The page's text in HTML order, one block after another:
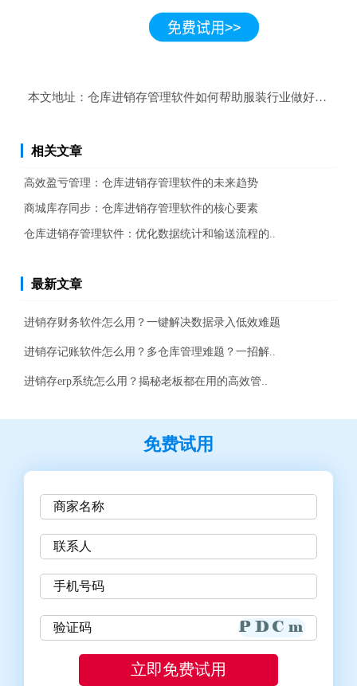
本文地址： 仓库进销存管理软件如何帮助服装行业做好库存管
相关文章
高效盈亏管理：仓库进销存管理软件的未来趋势
商城库存同步：仓库进销存管理软件的核心要素
仓库进销存管理软件：优化数据统计和输送流程的..
最新文章
进销存财务软件怎么用？一键解决数据录入低效难题
进销存记账软件怎么用？多仓库管理难题？一招解..
进销存erp系统怎么用？揭秘老板都在用的高效管..
免费试用